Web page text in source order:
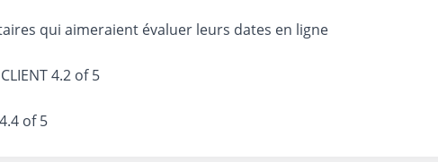
qui aimeraient évaluer leurs dates en ligne
4.2 of 5
4.4 of 5